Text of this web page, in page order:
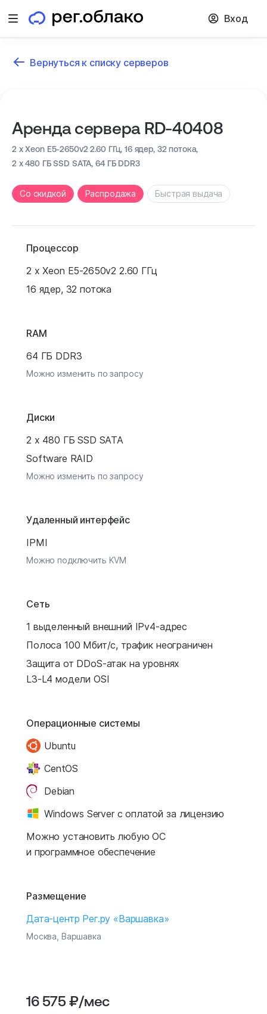
Открыть меню Вход
Вернуться к списку серверов
Аренда сервера RD-40408
2 x Xeon E5-2650v2 2.60 ГГц, 16 ядер, 32 потока,
2 x 480 ГБ SSD SATA, 64 ГБ DDR3
Cо скидкой Распродажа Быстрая выдача
Процессор
2 x Xeon E5-2650v2 2.60 ГГц
16 ядер, 32 потока
RAM
64 ГБ DDR3
Можно изменить по запросу
Диски
2 x 480 ГБ SSD SATA
Software RAID
Можно изменить по запросу
Удаленный интерфейс
IPMI
Можно подключить KVM
Сеть
1 выделенный внешний IPv4-адрес
Полоса 100 Мбит/с, трафик неограничен
Защита от DDoS-атак на уровнях
L3-L4 модели OSI
Операционные системы
Ubuntu
CentOS
Debian
Windows Server с оплатой за лицензию
Можно установить любую ОС
и программное обеспечение
Размещение
Дата-центр Рег.ру «Варшавка»
Москва, Варшавка
16 575₽/мес